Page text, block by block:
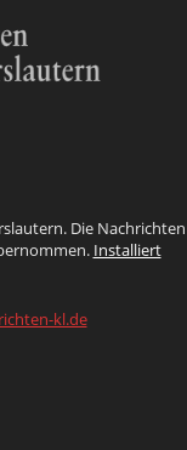
Die Nachrichten
Installiert
kl.de